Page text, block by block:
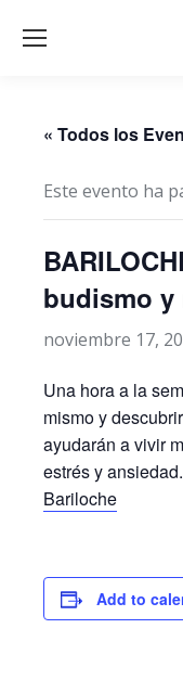
« Todos los
Este evento ha
budismo y
noviembre 17,
Una hora a la
mismo y
ayudarán a vivir
estrés y
Bariloche
Add to